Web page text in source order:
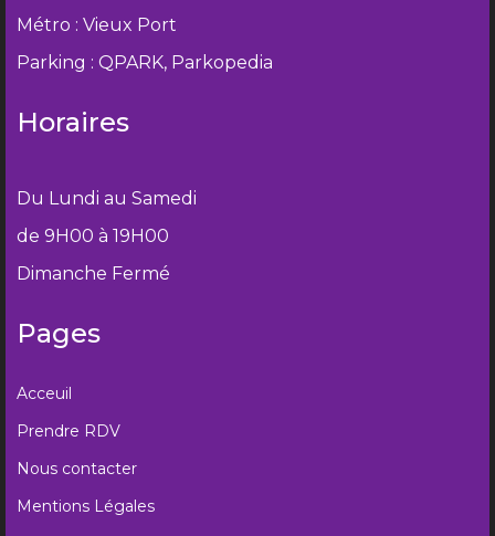
Métro : Vieux Port
Parking : QPARK, Parkopedia
Horaires
Du Lundi au Samedi
de 9H00 à 19H00
Dimanche Fermé
Pages
Acceuil
Prendre RDV
Nous contacter
Mentions Légales